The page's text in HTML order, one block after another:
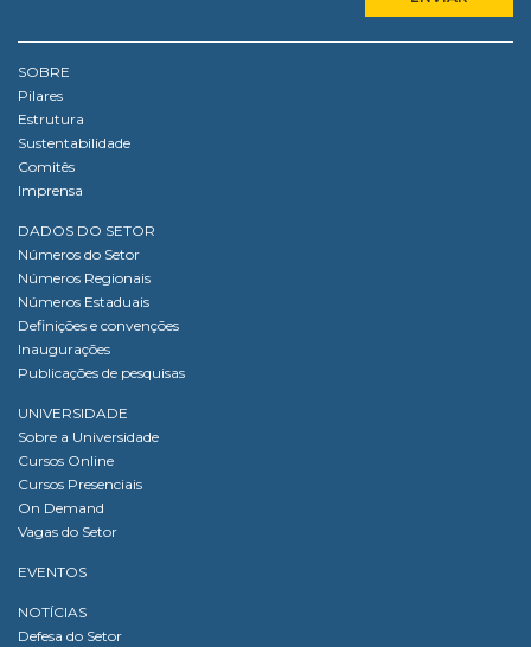
SOBRE
Pilares
Estrutura
Sustentabilidade
Comitês
Imprensa
DADOS DO SETOR
Números do Setor
Números Regionais
Números Estaduais
Definições e convenções
Inaugurações
Publicações de pesquisas
UNIVERSIDADE
Sobre a Universidade
Cursos Online
Cursos Presenciais
On Demand
Vagas do Setor
EVENTOS
NOTÍCIAS
Defesa do Setor